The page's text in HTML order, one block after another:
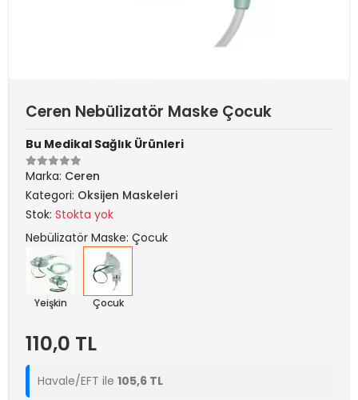
Ceren Nebülizatör Maske Çocuk
Bu Medikal Sağlık Ürünleri
Marka: Ceren
Kategori: Oksijen Maskeleri
Stok: Stokta yok
Nebülizatör Maske: Çocuk
Yeişkin Çocuk
110,0 TL
Havale/EFT ile 105,6 TL